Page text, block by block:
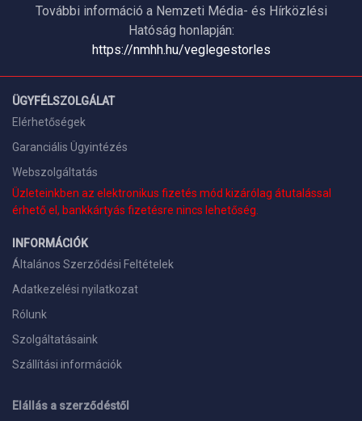
További információ a Nemzeti Média- és Hírközlési
Hatóság honlapján:
https://nmhh.hu/veglegestorles
ÜGYFÉLSZOLGÁLAT
Elérhetőségek
Garanciális Ügyintézés
Webszolgáltatás
Üzleteinkben az elektronikus fizetés mód kizárólag átutalással
érhető el, bankkártyás fizetésre nincs lehetőség.
INFORMÁCIÓK
Általános Szerződési Feltételek
Adatkezelési nyilatkozat
Rólunk
Szolgáltatásaink
Szállítási információk
Elállás a szerződéstől